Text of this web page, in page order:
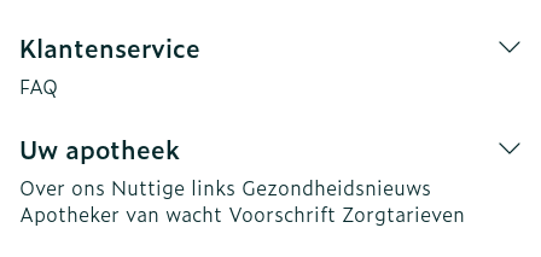
Klantenservice
FAQ
Uw apotheek
Over ons Nuttige links Gezondheidsnieuws
Apotheker van wacht Voorschrift Zorgtarieven